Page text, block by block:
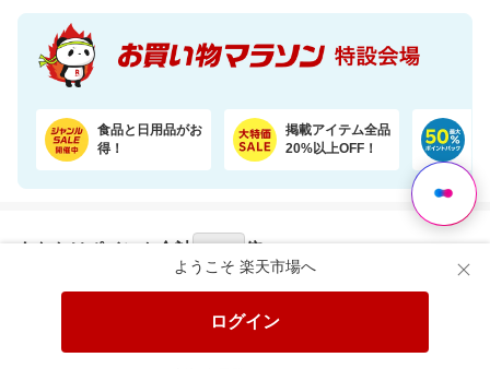
ようこそ 楽天市場へ
ログイン
食品と日用品がお
得！
掲載アイテム全品
20%以上OFF！
あなたはポイント 合計 倍